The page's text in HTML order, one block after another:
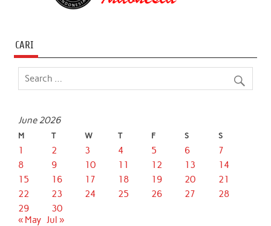
CARI
June 2026
M T W T F S S
1 2 3 4 5 6
7
8
9 10 11 12 13
14
15
16 17 18 19 20
21
22
23 24 25 26 27
28
29
30
« May Jul »